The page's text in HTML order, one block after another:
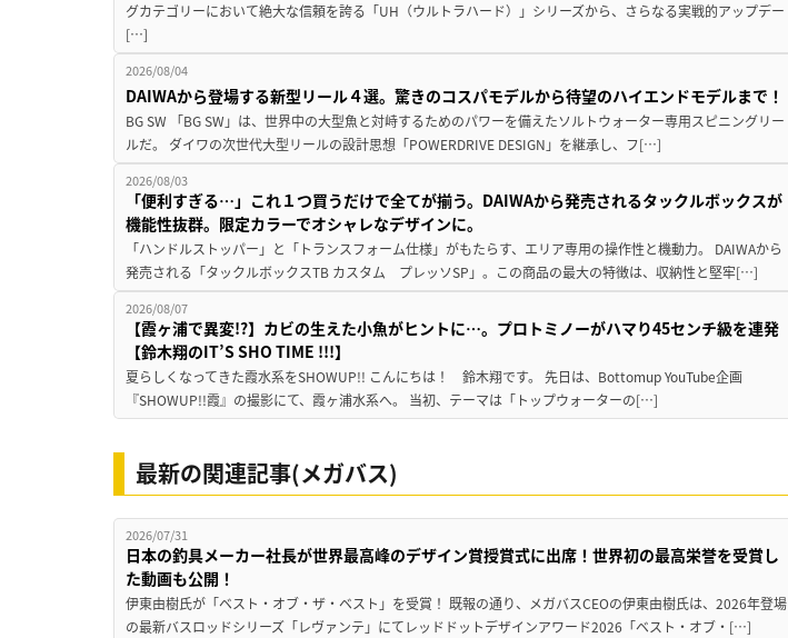
グカテゴリーにおいて絶大な信頼を誇る「UH（ウルトラハード）」シリーズから、さらなる実戦的アップデー
[…]
2026/08/04
DAIWAから登場する新型リール４選。驚きのコスパモデルから待望のハイエンドモデルまで！
BG SW 「BG SW」は、世界中の大型魚と対峙するためのパワーを備えたソルトウォーター専用スピニングリー
ルだ。 ダイワの次世代大型リールの設計思想「POWERDRIVE DESIGN」を継承し、フ[…]
2026/08/03
「便利すぎる…」これ１つ買うだけで全てが揃う。DAIWAから発売されるタックルボックスが
機能性抜群。限定カラーでオシャレなデザインに。
「ハンドルストッパー」と「トランスフォーム仕様」がもたらす、エリア専用の操作性と機動力。 DAIWAから
発売される「タックルボックスTB カスタム プレッソSP」。この商品の最大の特徴は、収納性と堅牢[…]
2026/08/07
【霞ヶ浦で異変!?】カビの生えた小魚がヒントに…。プロトミノーがハマり45センチ級を連発
【鈴木翔のIT’S SHO TIME !!!】
夏らしくなってきた霞水系をSHOWUP!! こんにちは！ 鈴木翔です。 先日は、Bottomup YouTube企画
『SHOWUP!!霞』の撮影にて、霞ヶ浦水系へ。 当初、テーマは「トップウォーターの[…]
最新の関連記事(メガバス)
2026/07/31
日本の釣具メーカー社長が世界最高峰のデザイン賞授賞式に出席！世界初の最高栄誉を受賞し
た動画も公開！
伊東由樹氏が「ベスト・オブ・ザ・ベスト」を受賞！ 既報の通り、メガバスCEOの伊東由樹氏は、2026年登場
の最新バスロッドシリーズ「レヴァンテ」にてレッドドットデザインアワード2026「ベスト・オブ・[…]